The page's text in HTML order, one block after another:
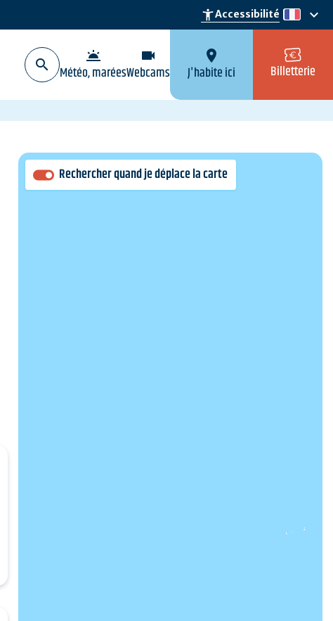
accessibility_newAccessibilité fr
keyboard_arrow_down
wb_twilight
Météo, marées
videocam
Webcams
location_on
J'habite ici Billetterie
Rechercher quand je déplace la carte